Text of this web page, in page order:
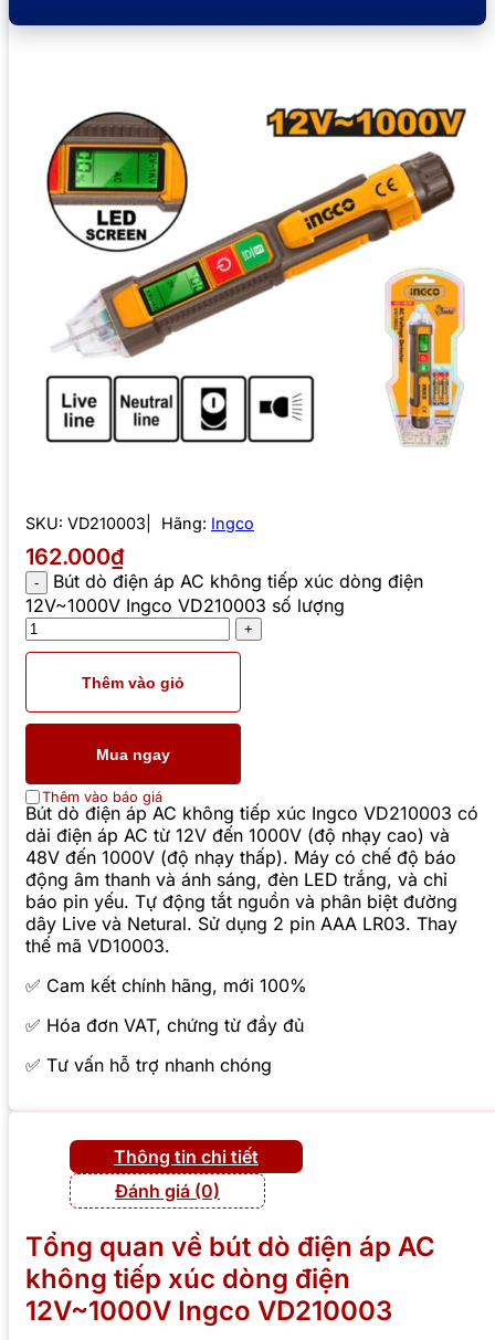
SKU: VD210003 Hãng: Ingco
162.000₫
Bút dò điện áp AC không tiếp xúc dòng điện
12V~1000V Ingco VD210003 số lượng
Thêm vào giỏ
Mua ngay
Thêm vào báo giá
Bút dò điện áp AC không tiếp xúc Ingco VD210003 có
dải điện áp AC từ 12V đến 1000V (độ nhạy cao) và
48V đến 1000V (độ nhạy thấp). Máy có chế độ báo
động âm thanh và ánh sáng, đèn LED trắng, và chỉ
báo pin yếu. Tự động tắt nguồn và phân biệt đường
dây Live và Netural. Sử dụng 2 pin AAA LR03. Thay
thế mã VD10003.
✅ Cam kết chính hãng, mới 100%
✅ Hóa đơn VAT, chứng từ đầy đủ
✅ Tư vấn hỗ trợ nhanh chóng
Thông tin chi tiết
Đánh giá (0)
Tổng quan về bút dò điện áp AC
không tiếp xúc dòng điện
12V~1000V Ingco VD210003